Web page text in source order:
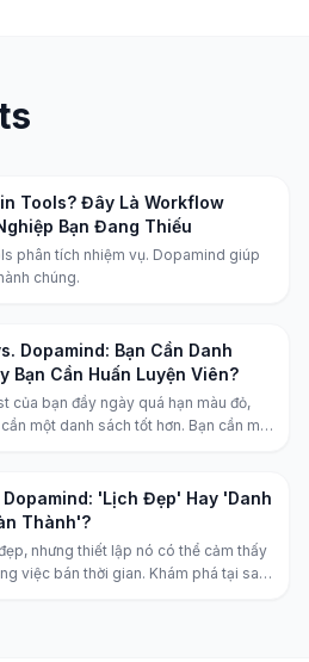
Tools? Đây Là Workflow
Bạn Đang Thiếu
phân tích nhiệm vụ. Dopamind giúp
chúng.
Dopamind: Bạn Cần Danh
Bạn Cần Huấn Luyện Viên?
của bạn đầy ngày quá hạn màu đỏ,
một danh sách tốt hơn. Bạn cần một
Dopamind: 'Lịch Đẹp' Hay 'Danh
Thành'?
nhưng thiết lập nó có thể cảm thấy
việc bán thời gian. Khám phá tại sao